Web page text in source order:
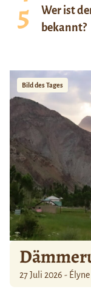
Wer ist
bekannt?
Bild des Tages
27 Juli 2026 -